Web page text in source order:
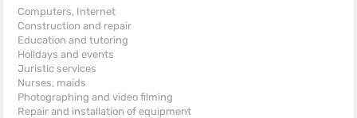
Computers, Internet
Construction and repair
Education and tutoring
Holidays and events
Juristic services
Nurses, maids
Photographing and video filming
Repair and installation of equipment